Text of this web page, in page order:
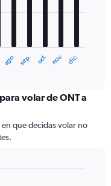
ago. sep. oct. nov. dic.
volar de ONT a
en que decidas volar no